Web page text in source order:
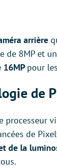
arrière
8MP et
16MP pour
de
processeur
de
de la